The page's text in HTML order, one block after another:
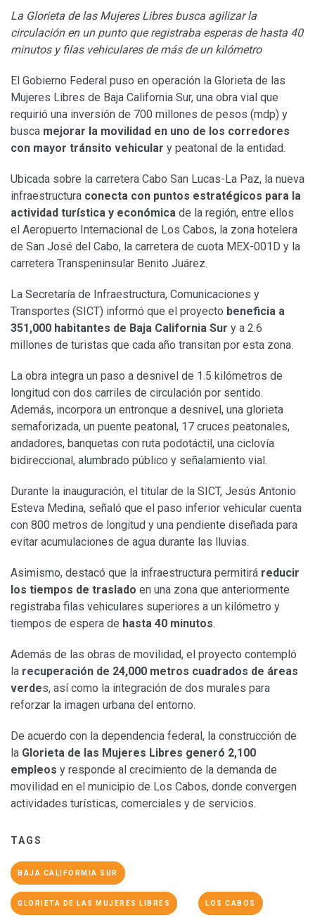
La Glorieta de las Mujeres Libres busca agilizar la
circulación en un punto que registraba esperas de hasta 40
minutos y filas vehiculares de más de un kilómetro
El Gobierno Federal puso en operación la Glorieta de las
Mujeres Libres de Baja California Sur, una obra vial que
requirió una inversión de 700 millones de pesos (mdp) y
busca mejorar la movilidad en uno de los corredores
con mayor tránsito vehicular y peatonal de la entidad.
Ubicada sobre la carretera Cabo San Lucas-La Paz, la nueva
infraestructura conecta con puntos estratégicos para la
actividad turística y económica de la región, entre ellos
el Aeropuerto Internacional de Los Cabos, la zona hotelera
de San José del Cabo, la carretera de cuota MEX-001D y la
carretera Transpeninsular Benito Juárez.
La Secretaría de Infraestructura, Comunicaciones y
Transportes (SICT) informó que el proyecto beneficia a
351,000 habitantes de Baja California Sur y a 2.6
millones de turistas que cada año transitan por esta zona.
La obra integra un paso a desnivel de 1.5 kilómetros de
longitud con dos carriles de circulación por sentido.
Además, incorpora un entronque a desnivel, una glorieta
semaforizada, un puente peatonal, 17 cruces peatonales,
andadores, banquetas con ruta podotáctil, una ciclovía
bidireccional, alumbrado público y señalamiento vial.
Durante la inauguración, el titular de la SICT, Jesús Antonio
Esteva Medina, señaló que el paso inferior vehicular cuenta
con 800 metros de longitud y una pendiente diseñada para
evitar acumulaciones de agua durante las lluvias.
Asimismo, destacó que la infraestructura permitirá reducir
los tiempos de traslado en una zona que anteriormente
registraba filas vehiculares superiores a un kilómetro y
tiempos de espera de hasta 40 minutos.
Además de las obras de movilidad, el proyecto contempló
la recuperación de 24,000 metros cuadrados de áreas
verdes, así como la integración de dos murales para
reforzar la imagen urbana del entorno.
De acuerdo con la dependencia federal, la construcción de
la Glorieta de las Mujeres Libres generó 2,100
empleos y responde al crecimiento de la demanda de
movilidad en el municipio de Los Cabos, donde convergen
actividades turísticas, comerciales y de servicios.
TAGS
BAJA CALIFORMIA SUR
GLORIETA DE LAS MUJERES LIBRES LOS CABOS